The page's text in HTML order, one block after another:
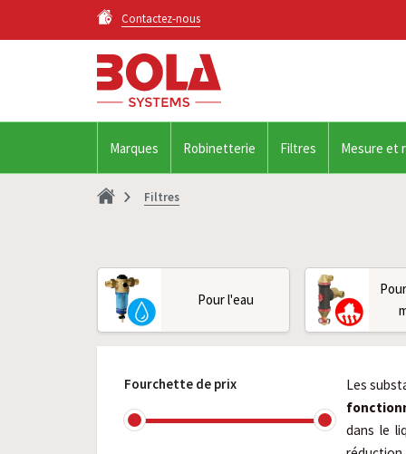
Contactez-nous
Marques Robinetterie Filtres Mesure et
Filtres
Pour l'eau
Fourchette de prix
Les
dans le